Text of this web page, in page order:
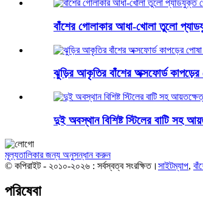
বাঁশের গোলাকার আধা-খোলা তুলো
ঝুড়ির আকৃতির বাঁশের অক্সফোর্ড কাপড়ের
দুই অবস্থান বিশিষ্ট স্টিলের বাটি সহ
মূল্যতালিকার জন্য অনুসন্ধান করুন
© কপিরাইট - ২০১০-২০২৬ : সর্বস্বত্ব সংরক্ষিত। সাইটম্যাপ,
পরিষেবা